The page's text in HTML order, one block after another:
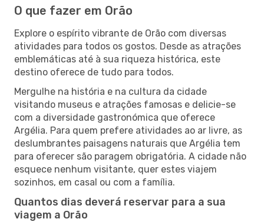
O que fazer em Orão
Explore o espírito vibrante de Orão com diversas
atividades para todos os gostos. Desde as atrações
emblemáticas até à sua riqueza histórica, este
destino oferece de tudo para todos.
Mergulhe na história e na cultura da cidade
visitando museus e atrações famosas e delicie-se
com a diversidade gastronómica que oferece
Argélia. Para quem prefere atividades ao ar livre, as
deslumbrantes paisagens naturais que Argélia tem
para oferecer são paragem obrigatória. A cidade não
esquece nenhum visitante, quer estes viajem
sozinhos, em casal ou com a família.
Quantos dias deverá reservar para a sua
viagem a Orão